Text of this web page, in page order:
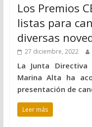
Los Premios
listas para
diversas
27 diciembre, 2022
La Junta
Marina Alta ha
presentación de
Leer más